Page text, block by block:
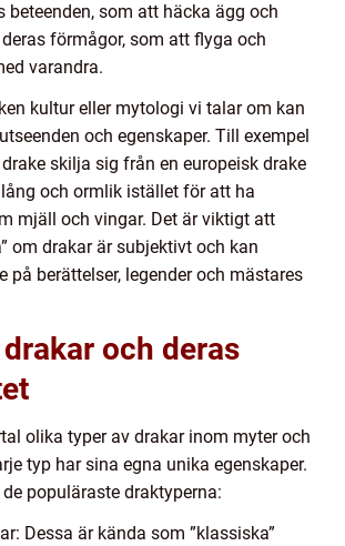
beteenden, som att häcka ägg och
förmågor, som att flyga och
varandra.
kultur eller mytologi vi talar om kan
och egenskaper. Till exempel
skilja sig från en europeisk drake
och ormlik istället för att ha
mjäll och vingar. Det är viktigt att
om drakar är subjektivt och kan
på berättelser, legender och mästares
och deras
olika typer av drakar inom myter och
typ har sina egna unika egenskaper.
populäraste draktyperna:
Dessa är kända som ”klassiska”